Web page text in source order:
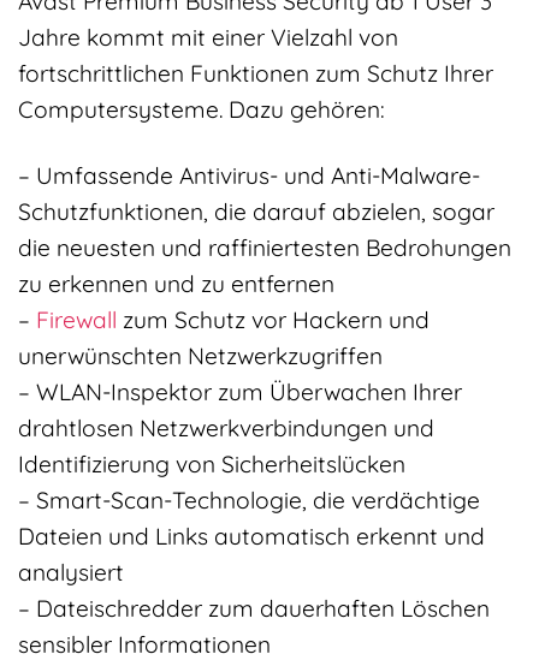
Jahre kommt mit einer Vielzahl von
fortschrittlichen Funktionen zum Schutz Ihrer
Computersysteme. Dazu gehören:
– Umfassende Antivirus- und Anti-Malware-
Schutzfunktionen, die darauf abzielen, sogar
die neuesten und raffiniertesten Bedrohungen
zu erkennen und zu entfernen
– Firewall zum Schutz vor Hackern und
unerwünschten Netzwerkzugriffen
– WLAN-Inspektor zum Überwachen Ihrer
drahtlosen Netzwerkverbindungen und
Identifizierung von Sicherheitslücken
– Smart-Scan-Technologie, die verdächtige
Dateien und Links automatisch erkennt und
analysiert
– Dateischredder zum dauerhaften Löschen
sensibler Informationen